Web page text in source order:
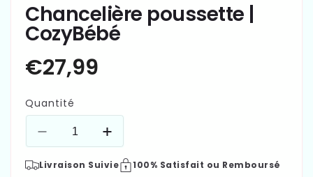
Chancelière poussette |
CozyBébé
Quantité
Réduire
quantité
Augmenter
quantité
Livraison Suivie 100% Satisfait ou Remboursé